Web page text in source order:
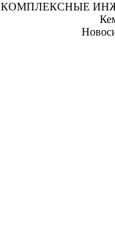
КОМПЛЕКСНЫЕ